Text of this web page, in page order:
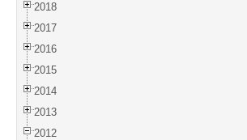
2018
2017
2016
2015
2014
2013
2012